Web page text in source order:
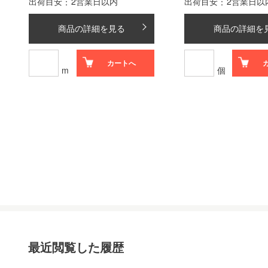
商品の詳細を見る
m
カートへ
商品の詳細を
個
最近閲覧した履歴